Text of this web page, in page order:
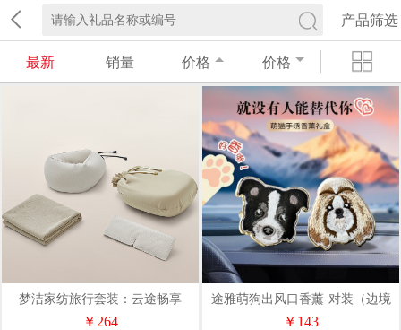
产品筛选
最新 销量 价格 价格
梦洁家纺旅行套装：云途畅享
1010889002
￥264
途雅萌狗出风口香薰-对装（边境
牧羊犬+查理王小猎犬）
￥143